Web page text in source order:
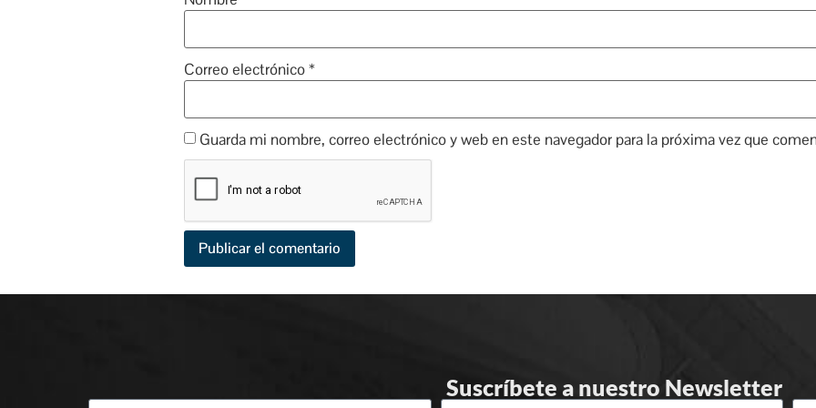
Correo electrónico*
Guarda mi nombre, correo electrónico y web en este navegador para la próxima vez que
Suscríbete a nuestro Newsletter